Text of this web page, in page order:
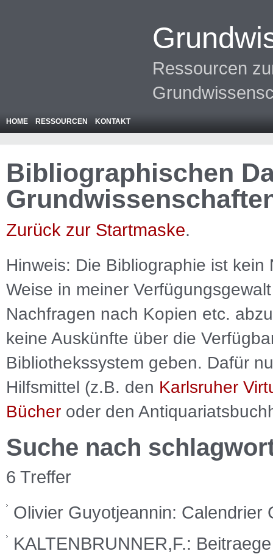
Ressourcen
HOME RESSOURCEN KONTAKT
Bibliographischen
Zurück zur Startmaske.
Hinweis: Die Bibliographie ist kein
Weise in meiner
Nachfragen nach Kopien etc.
keine Auskünfte über die
Bibliothekssystem geben. Dafür
Hilfsmittel (z.B. den Karlsruher
Bücher oder den
Suche nach
6 Treffer
Olivier Guyotjeannin:
KALTENBRUNNER,F.: